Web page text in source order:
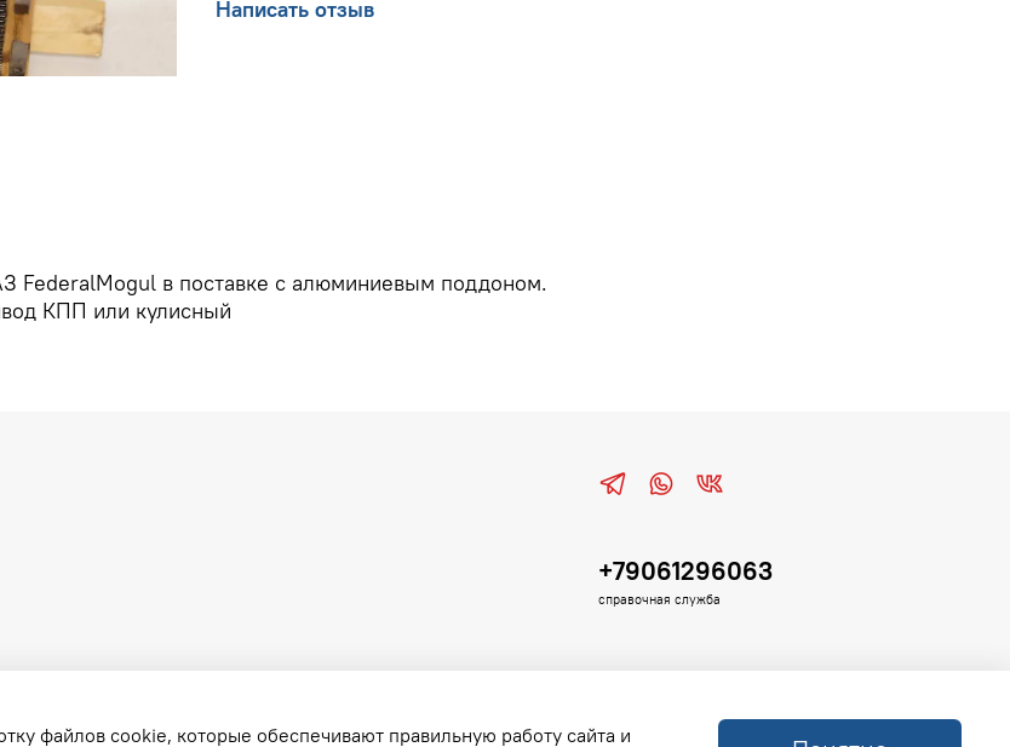
Написать отзыв
FederalMogul в поставке с алюминиевым поддоном.
КПП или кулисный
+79061296063
справочная служба
файлов cookie, которые обеспечивают правильную работу сайта и